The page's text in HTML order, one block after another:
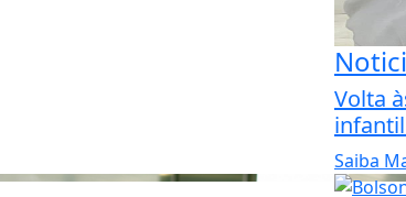
Volta
Saiba